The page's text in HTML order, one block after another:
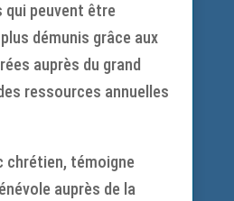
qui peuvent être
démunis grâce aux
auprès du grand
ressources annuelles
chrétien, témoigne
auprès de la